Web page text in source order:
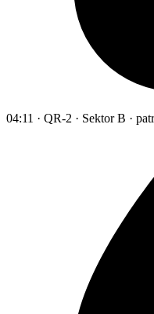
04:11 · QR-2 · Sektor B ·